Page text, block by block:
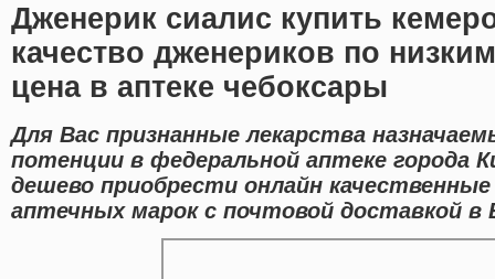
Дженерик сиалис купить
качество дженериков по
цена в аптеке чебоксары
Для Вас признанные лекарства
потенции в федеральной аптеке города
дешево приобрести онлайн
аптечных марок с почтовой доставкой в